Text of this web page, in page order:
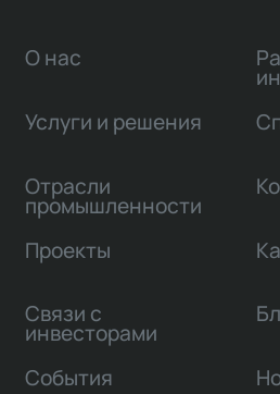
О нас
Услуги и решения
Отрасли
промышленности
Проекты
Связи с
инвесторами
События